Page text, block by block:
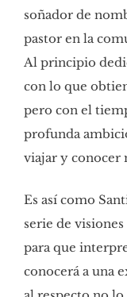
soñador de
pastor en la
Al principio
con lo que
pero con el
profunda
viajar y conocer
Es así como
serie de
para que
conocerá a una